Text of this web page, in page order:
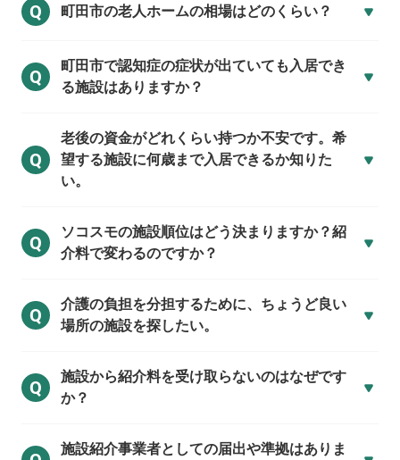
Q 町田市の老人ホームの相場はどのくらい？
Q
町田市で認知症の症状が出ていても入居でき
る施設はありますか？
Q
老後の資金がどれくらい持つか不安です。希
望する施設に何歳まで入居できるか知りた
い。
Q
ソコスモの施設順位はどう決まりますか？紹
介料で変わるのですか？
Q
介護の負担を分担するために、ちょうど良い
場所の施設を探したい。
Q
施設から紹介料を受け取らないのはなぜです
か？
施設紹介事業者としての届出や準拠はありま